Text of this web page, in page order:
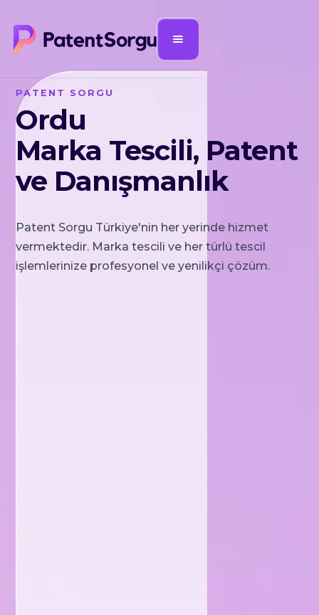
PATENT SORGU
Ordu
Marka Tescili, Patent
ve Danışmanlık
Patent Sorgu Türkiye'nin her yerinde hizmet
vermektedir. Marka tescili ve her türlü tescil
işlemlerinize profesyonel ve yenilikçi çözüm.